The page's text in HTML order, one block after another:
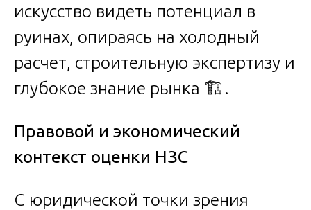
искусство видеть потенциал в
руинах, опираясь на холодный
расчет, строительную экспертизу и
глубокое знание рынка 🏗️.
Правовой и экономический
контекст оценки НЗС
С юридической точки зрения